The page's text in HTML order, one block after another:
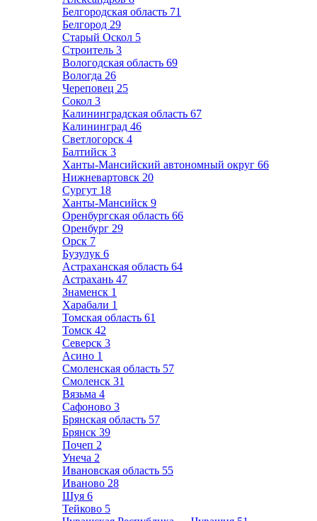
Белгородская область 71
Белгород 29
Старый Оскол 5
Строитель 3
Вологодская область 69
Вологда 26
Череповец 25
Сокол 3
Калининградская область 67
Калининград 46
Светлогорск 4
Балтийск 3
Ханты-Мансийский автономный округ 66
Нижневартовск 20
Сургут 18
Ханты-Мансийск 9
Оренбургская область 66
Оренбург 29
Орск 7
Бузулук 6
Астраханская область 64
Астрахань 47
Знаменск 1
Харабали 1
Томская область 61
Томск 42
Северск 3
Асино 1
Смоленская область 57
Смоленск 31
Вязьма 4
Сафоново 3
Брянская область 57
Брянск 39
Почеп 2
Унеча 2
Ивановская область 55
Иваново 28
Шуя 6
Тейково 5